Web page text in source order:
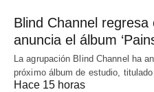
Blind Channel
anuncia el álbum
La agrupación Blind Channel ha
próximo álbum de estudio,
Hace 15 horas